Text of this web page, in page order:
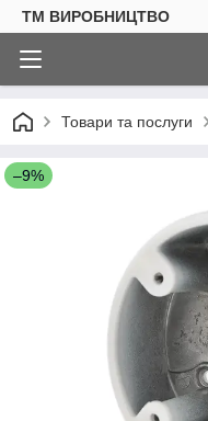
ТМ ВИРОБНИЦТВО
Товари та послуги
–9%